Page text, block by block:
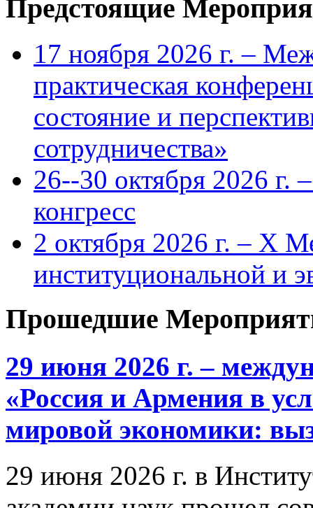
Предстоящие
17 ноября 2026 г. –
практическая
состояние и
сотрудничества»
26--30 октября 2026 г.
конгресс
2 октября 2026 г. – X
институциональной и
Прошедшие
29 июня 2026 г. –
«Россия и Армения в
мировой экономики:
29 июня 2026 г. в